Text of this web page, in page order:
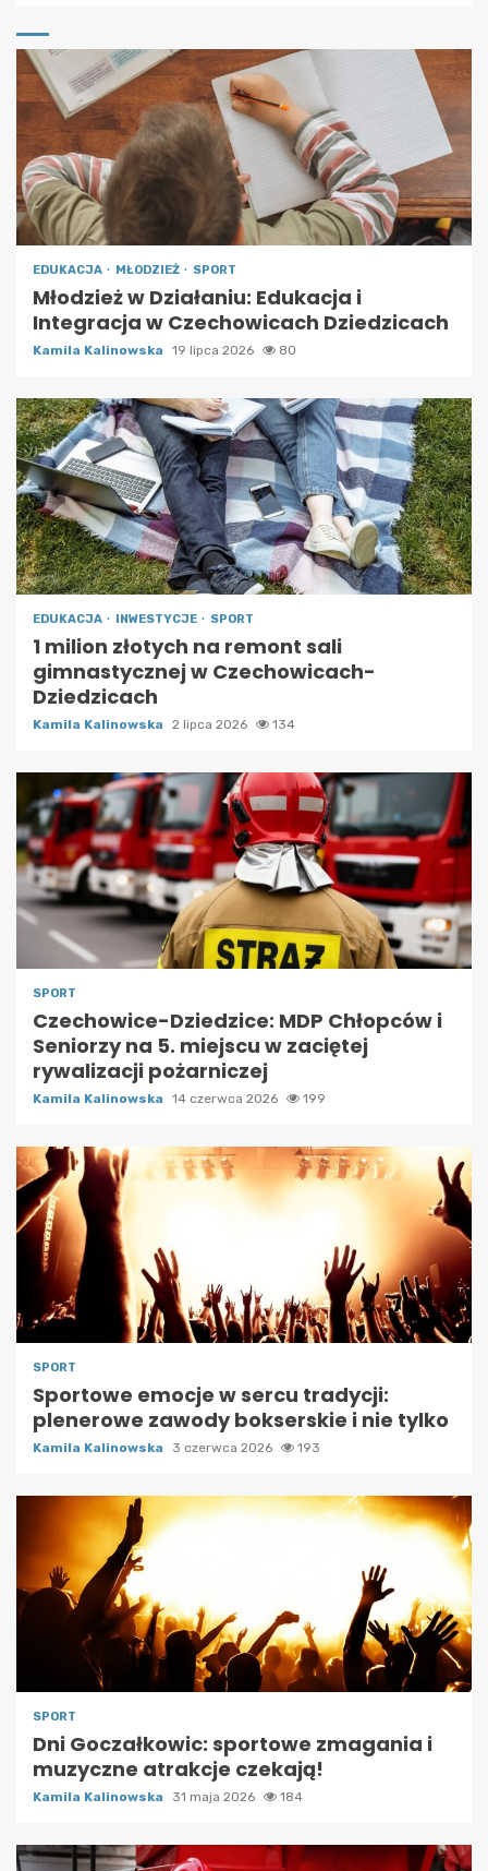
EDUKACJA MŁODZIEŻ SPORT
Młodzież w Działaniu: Edukacja i
Integracja w Czechowicach Dziedzicach
Kamila Kalinowska 19 lipca 2026 80
EDUKACJA INWESTYCJE SPORT
1 milion złotych na remont sali
gimnastycznej w Czechowicach-
Dziedzicach
Kamila Kalinowska 2 lipca 2026 134
SPORT
Czechowice-Dziedzice: MDP Chłopców i
Seniorzy na 5. miejscu w zaciętej
rywalizacji pożarniczej
Kamila Kalinowska 14 czerwca 2026 199
SPORT
Sportowe emocje w sercu tradycji:
plenerowe zawody bokserskie i nie tylko
Kamila Kalinowska 3 czerwca 2026 193
SPORT
Dni Goczałkowic: sportowe zmagania i
muzyczne atrakcje czekają!
Kamila Kalinowska 31 maja 2026 184